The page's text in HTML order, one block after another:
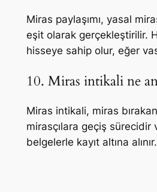
Miras paylaşımı, yasal
eşit olarak gerçekleştirilir.
hisseye sahip olur, eğer
10. Miras intikali ne
Miras intikali, miras
mirasçılara geçiş sürecidir
belgelerle kayıt altına alınır.